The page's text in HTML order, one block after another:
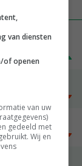
~ € 23,00
€ 5,00~ € 20,00
van diensten
of openen
van uw
gedeeld met
Wij en